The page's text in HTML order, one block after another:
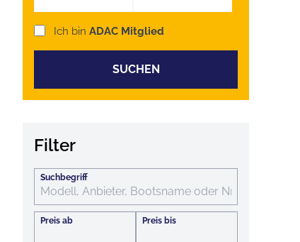
Ich bin ADAC Mitglied
SUCHEN
Filter
Suchbegriff
Preis ab Preis bis